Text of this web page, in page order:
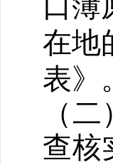
口簿
在地
表》
（
查核